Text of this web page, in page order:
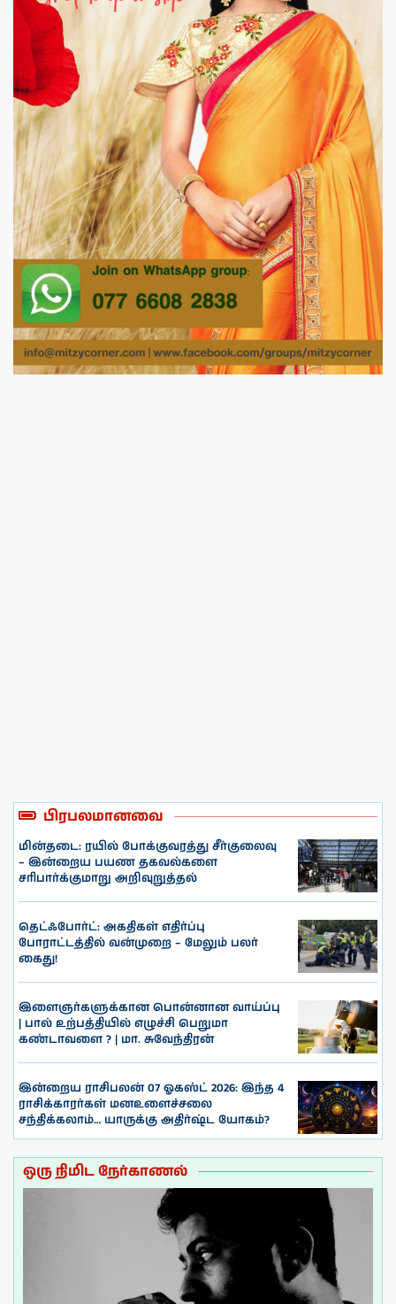
பிரபலமானவை
மின்தடை: ரயில் போக்குவரத்து சீர்குலைவு
– இன்றைய பயண தகவல்களை
சரிபார்க்குமாறு அறிவுறுத்தல்
தெட்ஃபோர்ட்: அகதிகள் எதிர்ப்பு
போராட்டத்தில் வன்முறை – மேலும் பலர்
கைது!
இளைஞர்களுக்கான பொன்னான வாய்ப்பு
| பால் உற்பத்தியில் எழுச்சி பெறுமா
கண்டாவளை ? | மா. சுவேந்திரன்
இன்றைய ராசிபலன் 07 ஓகஸ்ட் 2026: இந்த 4
ராசிக்காரர்கள் மனஉளைச்சலை
சந்திக்கலாம்… யாருக்கு அதிர்ஷ்ட யோகம்?
ஒரு நிமிட நேர்காணல்